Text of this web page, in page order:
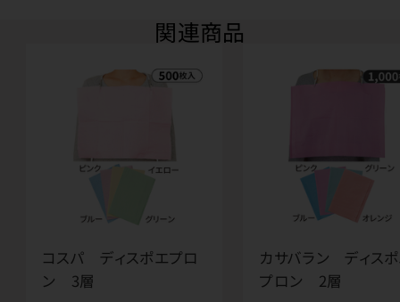
関連商品
コスパ ディスポエプロ
ン 3層
カサバラン ディス
プロン 2層